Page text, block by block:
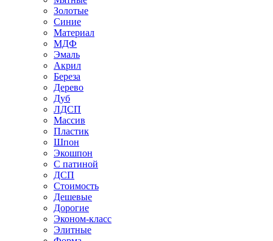
Золотые
Синие
Материал
МДФ
Эмаль
Акрил
Береза
Дерево
Дуб
ЛДСП
Массив
Пластик
Шпон
Экошпон
С патиной
ДСП
Стоимость
Дешевые
Дорогие
Эконом-класс
Элитные